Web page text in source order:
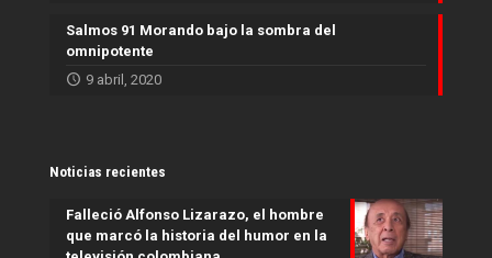
Salmos 91 Morando bajo la sombra del
omnipotente
9 abril, 2020
Noticias recientes
Falleció Alfonso Lizarazo, el hombre
que marcó la historia del humor en la